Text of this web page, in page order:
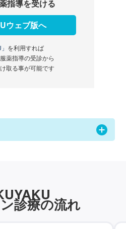
指導を受ける
ウェブ版へ
を利用すれば
薬指導の受診から
取る事が可能です
診療の流れ